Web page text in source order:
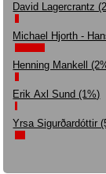
David Lagercrantz
Michael Hjorth -
Henning Mankell
Erik Axl Sund (1%)
Yrsa Sigurðardóttir